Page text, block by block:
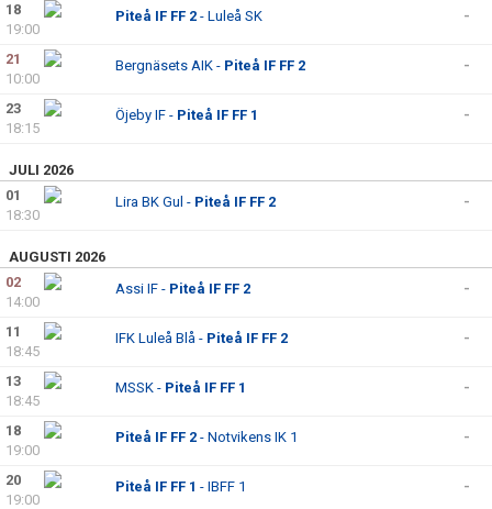
18
19:00
Piteå IF FF 2 - Luleå SK -
21
10:00
Bergnäsets AIK - Piteå IF FF 2 -
23
18:15
Öjeby IF - Piteå IF FF 1 -
JULI 2026
01
18:30
Lira BK Gul - Piteå IF FF 2 -
AUGUSTI 2026
02
14:00
Assi IF - Piteå IF FF 2 -
11
18:45
IFK Luleå Blå - Piteå IF FF 2 -
13
18:45
MSSK - Piteå IF FF 1 -
18
19:00
Piteå IF FF 2 - Notvikens IK 1 -
20
19:00
Piteå IF FF 1 - IBFF 1 -